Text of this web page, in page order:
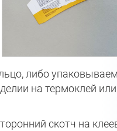
либо
на термоклей
скотч на